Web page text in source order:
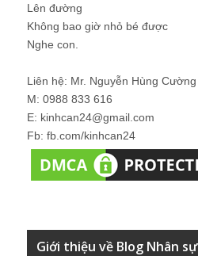
Lên đường
Không bao giờ nhỏ bé được
Nghe con.
Liên hệ: Mr. Nguyễn Hùng Cường
M: 0988 833 616
E: kinhcan24@gmail.com
Fb: fb.com/kinhcan24
Giới thiệu về Blog Nhân sự